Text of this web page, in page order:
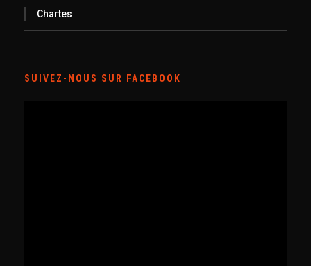
Chartes
SUIVEZ-NOUS SUR FACEBOOK